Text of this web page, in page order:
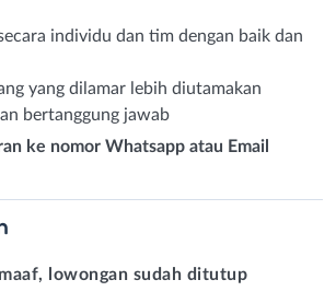
individu dan tim dengan baik dan
yang dilamar lebih diutamakan
bertanggung jawab
ke nomor Whatsapp atau Email
lowongan sudah ditutup